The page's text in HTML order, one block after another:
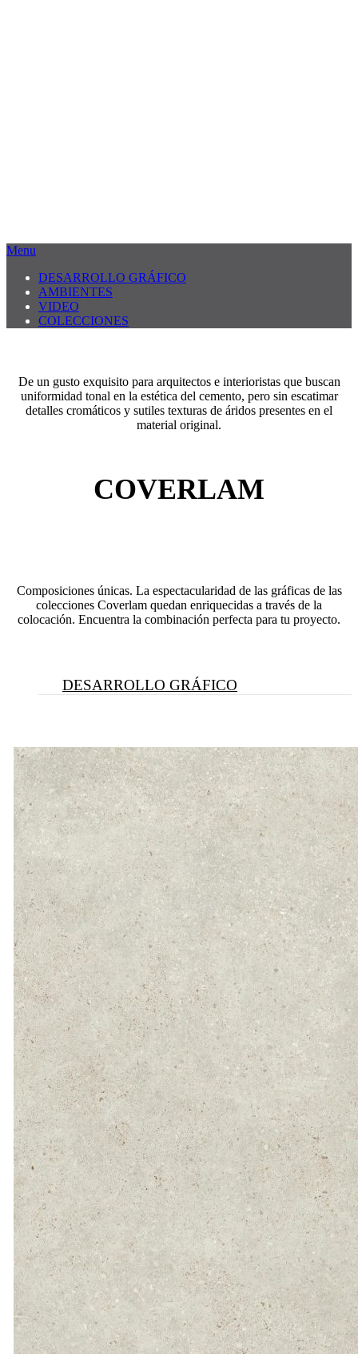
Menu
DESARROLLO GRÁFICO
AMBIENTES
VIDEO
COLECCIONES
De un gusto exquisito para arquitectos e interioristas que buscan
uniformidad tonal en la estética del cemento, pero sin escatimar
detalles cromáticos y sutiles texturas de áridos presentes en el
material original.
COVERLAM
Composiciones únicas. La espectacularidad de las gráficas de las
colecciones Coverlam quedan enriquecidas a través de la
colocación. Encuentra la combinación perfecta para tu proyecto.
DESARROLLO GRÁFICO